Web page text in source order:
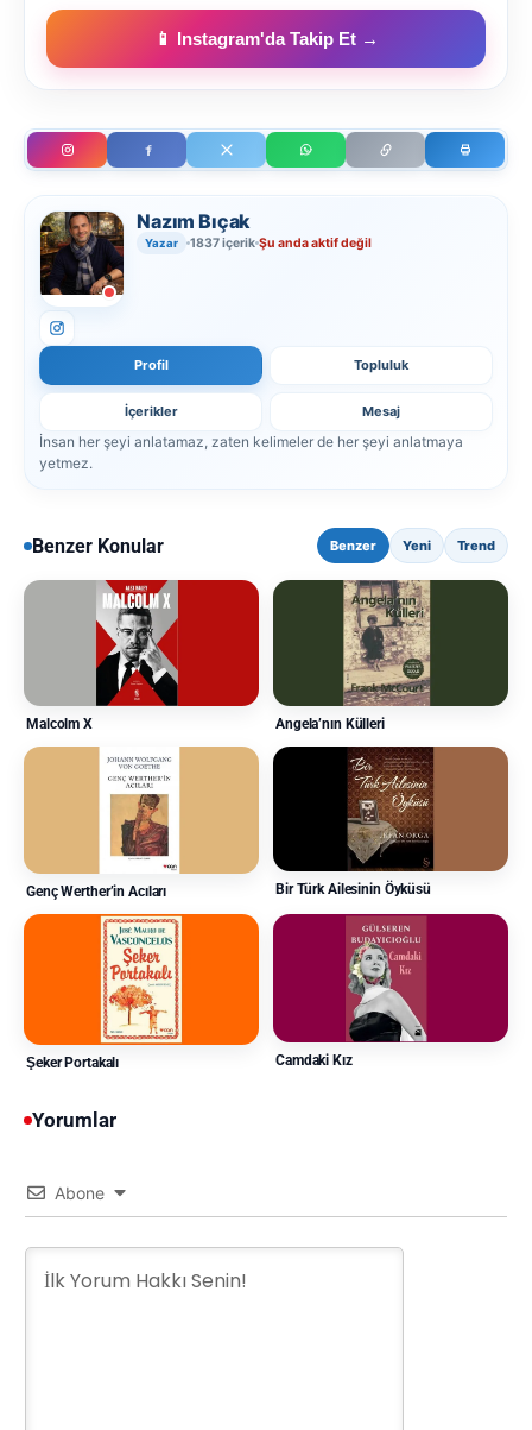
📱 Instagram'da Takip Et →
Nazım Bıçak
Yazar 1837 içerik Şu anda aktif değil
Profil Topluluk
İçerikler Mesaj
İnsan her şeyi anlatamaz, zaten kelimeler de her şeyi anlatmaya
yetmez.
Benzer Konular Benzer Yeni Trend
Malcolm X Angela’nın Külleri
Genç Werther’in Acıları Bir Türk Ailesinin Öyküsü
Şeker Portakalı Camdaki Kız
Yorumlar
Abone